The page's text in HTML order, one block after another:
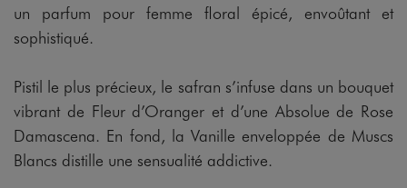
un parfum pour femme floral épicé, envoûtant et
sophistiqué.
Pistil le plus précieux, le safran s’infuse dans un bouquet
vibrant de Fleur d’Oranger et d’une Absolue de Rose
Damascena. En fond, la Vanille enveloppée de Muscs
Blancs distille une sensualité addictive.